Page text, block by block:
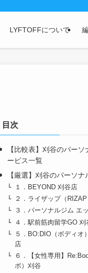
LYFTOFFについて
目次
【比較表】刈谷のパー
ービス一覧
【厳選】刈谷のパーソ
１．BEYOND 刈谷店
２．ライザップ（
３．パーソナルジム エ
４．駅前筋肉留学GO 刈
５．BO:DIO（ボディオ
店
６．【女性専用】
ボ）刈谷